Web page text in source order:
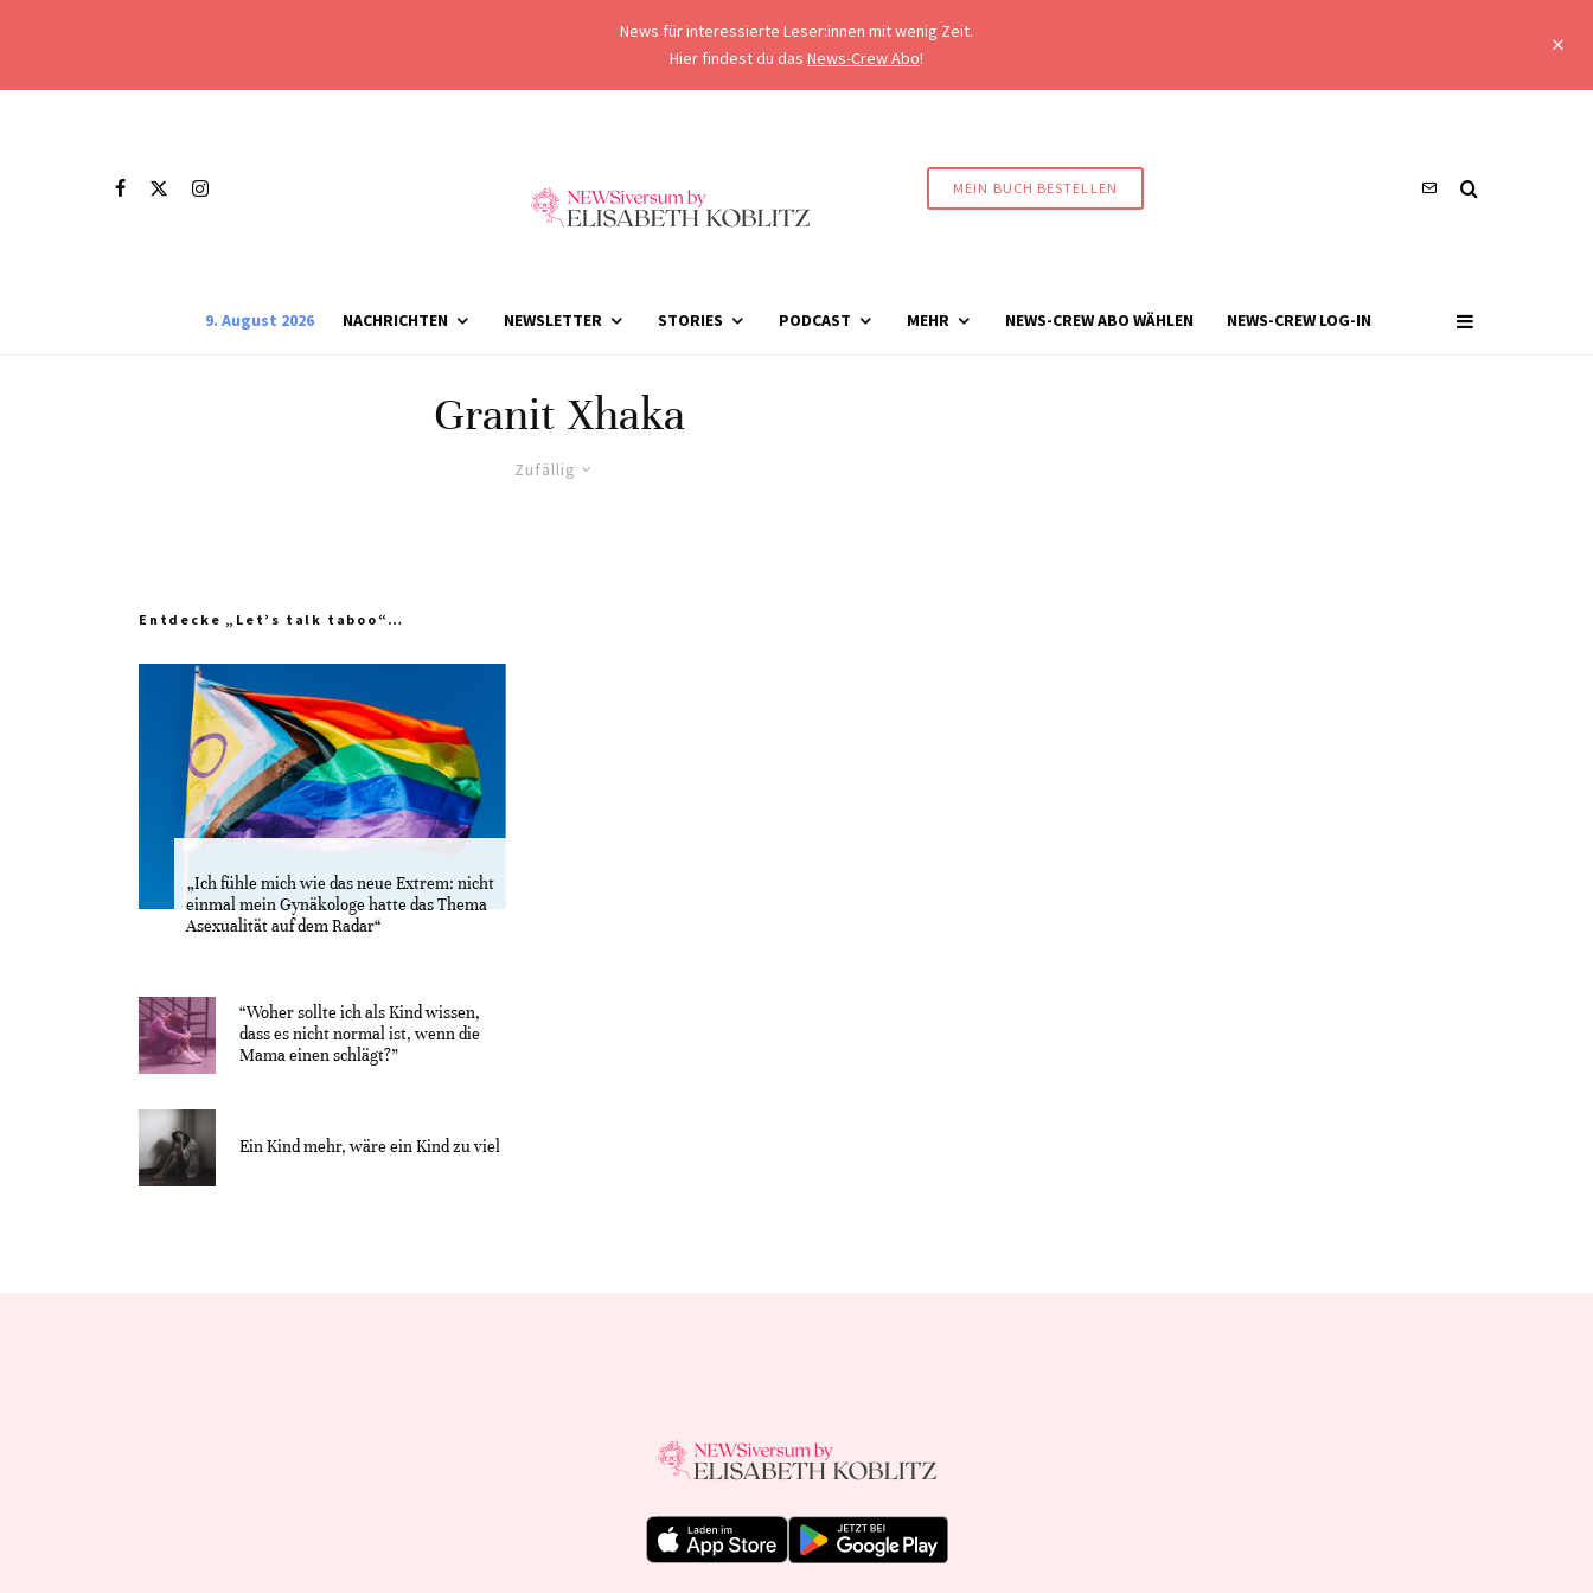
News für interessierte Leser:innen mit wenig Zeit.
Hier findest du das News-Crew Abo!
MEIN BUCH BESTELLEN
9. August 2026 NACHRICHTEN NEWSLETTER STORIES PODCAST MEHR NEWS-CREW ABO WÄHLEN NEWS-CREW LOG-IN
Granit Xhaka
Zufällig
Entdecke „Let’s talk taboo“…
„Ich fühle mich wie das neue Extrem: nicht
einmal mein Gynäkologe hatte das Thema
Asexualität auf dem Radar“
“Woher sollte ich als Kind wissen,
dass es nicht normal ist, wenn die
Mama einen schlägt?”
Ein Kind mehr, wäre ein Kind zu viel